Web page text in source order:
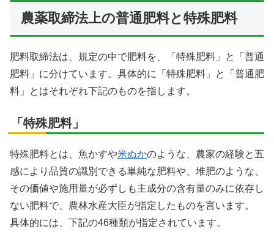
農薬取締法上の普通肥料と特殊肥料
肥料取締法は、規定の中で肥料を、「特殊肥料」と「普通
肥料」に分けています。具体的に「特殊肥料」と「普通肥
料」とはそれぞれ下記のものを指します。
「特殊肥料」
特殊肥料とは、魚かすや米ぬかのような、農家の経験と五
感により品質の識別できる単純な肥料や、堆肥のような、
その価値や施用量が必ずしも主成分の含有量のみに依存し
ない肥料で、農林水産大臣が指定したものを言います。
具体的には、下記の46種類が指定されています。